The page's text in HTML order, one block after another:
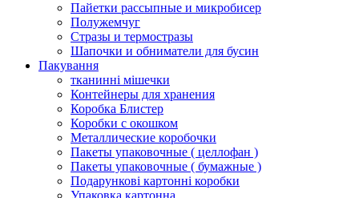
Пайетки рассыпные и микробисер
Полужемчуг
Стразы и термостразы
Шапочки и обниматели для бусин
Пакування
тканинні мішечки
Контейнеры для хранения
Коробка Блистер
Коробки с окошком
Металлические коробочки
Пакеты упаковочные ( целлофан )
Пакеты упаковочные ( бумажные )
Подарункові картонні коробки
Упаковка картонна